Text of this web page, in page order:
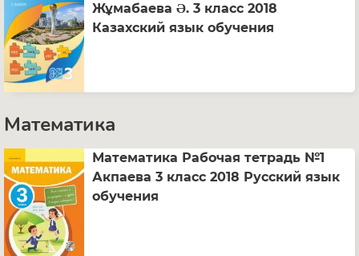
Жұмабаева Ә. 3 класс 2018
Казахский язык обучения
Математика
Математика Рабочая тетрадь №1
Акпаева 3 класс 2018 Русский язык
обучения